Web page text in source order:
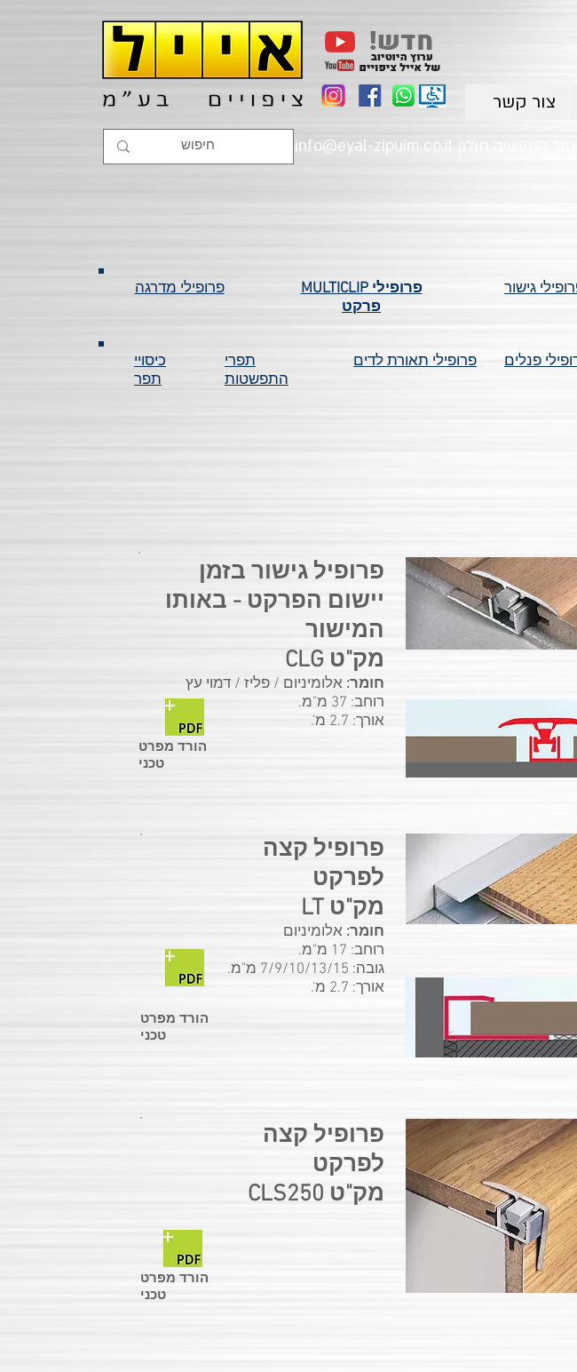
צור קשר
info@eyal-zipuim.co.il
פרופילי מדרגה
MULTICLIP פרופילי
פרקט
גישור
כיסויי
תפר
תפרי
התפשטות
פרופילי תאורת לדים פנלים
פרופיל גישור בזמן
יישום הפרקט - באותו
המישור
מק"ט CLG
חומר: אלומיניום / פליז / דמוי עץ
רוחב: 37 מ"מ.
אורך: 2.7 מ'.
הורד מפרט
טכני
הורד מפרט
טכני
פרופיל קצה
לפרקט
מק"ט LT
חומר: אלומיניום
רוחב: 17 מ"מ.
גובה: 7/9/10/13/15 מ"מ.
אורך: 2.7 מ'.
הורד מפרט
טכני
פרופיל קצה
לפרקט
מק"ט CLS250